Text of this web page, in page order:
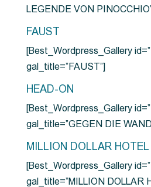
LEGENDE VON
FAUST
[Best_Wordpress_Gallery
gal_title=”FAUST”]
HEAD-ON
[Best_Wordpress_Gallery
gal_title=”GEGEN DIE
MILLION DOLLAR HOTEL
[Best_Wordpress_Gallery
gal_title=”MILLION DOLLAR